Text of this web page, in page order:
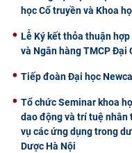
học Cổ truyền và Khoa
Lễ Ký kết thỏa thuận
và Ngân hàng TMCP Đại
Tiếp đoàn Đại học
Tổ chức Seminar khoa
dao động và trí tuệ
vụ các ứng dụng trong
Dược Hà Nội